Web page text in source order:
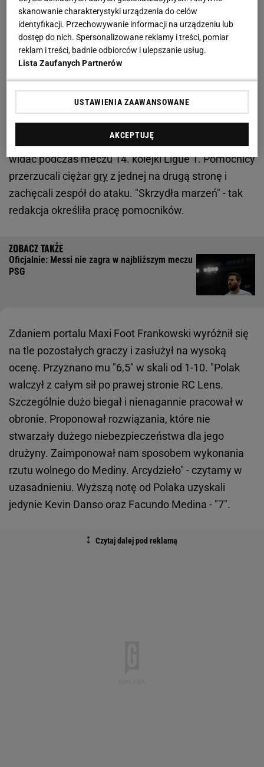
Zobacz wideoSpotkanie na szczycie w Rakowie.
"Rywale aż kipieli"
Francuzi zachwycają się Przemysławem
Frankowskim. "Arcydzieło"
Dziennikarze "L'Equipe" ocenili, że Frankowski oraz
David Pereira Da Costa tworzą duet idealny, co było
widać podczas meczu 14. kolejki Ligue 1. Pomocnicy
przerzucali ciężar gry z jednej na drugą stronę i
zachęcali zespół do ataku. "Skrzydła marzeń" - tak
redakcja określiła pracę pomocników.
Oficjalnie: Messi nie zagra w najbliższym meczu
PSG
Zdaniem portalu Maxi Foot Frankowski wyróżnił się
na tle pozostałych graczy i zasłużył na wysoką
ocenę. Przyznano mu "6,5" w skali od 1-10. "Polak
walczył z całym sił po prawej stronie RC Lens.
Szczególnie dużo biegał i nienagannie pracował w
obronie. Proponował rozwiązania, które nie
stwarzały dużego niebezpieczeństwa dla jego
drużyny. Zaimponował nam sposobem wykonania
rzutu wolnego do Mediny. Arcydzieło" - czytamy w
uzasadnieniu. Wyższą notę od Polaka uzyskali
jedynie Kevin Danso oraz Facundo Medina - "7".
skanowanie charakterystyki urządzenia do celów
identyfikacji. Przechowywanie informacji na urządzeniu lub
dostęp do nich. Spersonalizowane reklamy i treści, pomiar
reklam i treści, badnie odbiorców i ulepszanie usług.
Lista Zaufanych Partnerów
USTAWIENIA ZAAWANSOWANE
AKCEPTUJĘ